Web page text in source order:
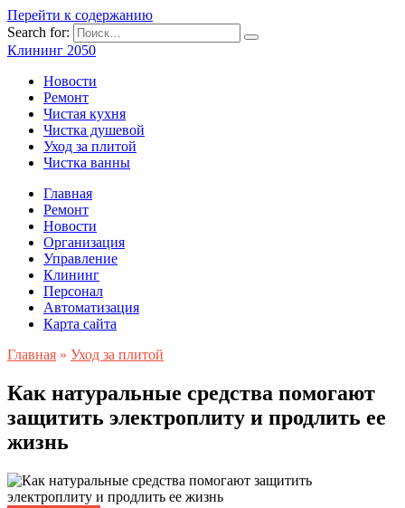
Перейти к содержанию
Search for:
Клининг 2050
Новости
Ремонт
Чистая кухня
Чистка душевой
Уход за плитой
Чистка ванны
Главная
Ремонт
Новости
Организация
Управление
Клининг
Персонал
Автоматизация
Карта сайта
Главная » Уход за плитой
Как натуральные средства помогают
защитить электроплиту и продлить ее
жизнь